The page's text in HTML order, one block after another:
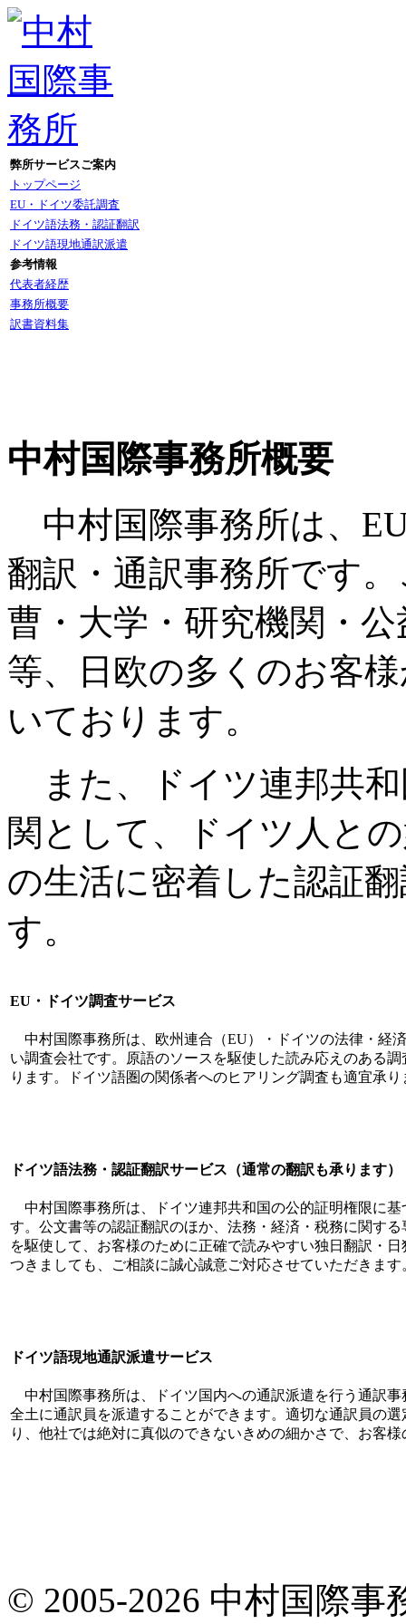
弊所サービスご案内
トップページ
EU・ドイツ委託調査
ドイツ語法務・認証翻訳
ドイツ語現地通訳派遣
参考情報
代表者経歴
事務所概要
訳書資料集
中村国際事務所概要
中村国際事務所は、
翻訳・通訳事務所です
曹・大学・研究機関・
等、日欧の多くのお客
いております。
また、ドイツ連邦共
関として、ドイツ人と
の生活に密着した認証
す。
EU・ドイツ調査サービス
中村国際事務所は、欧州連合（EU）・ドイツの法律・経
い調査会社です。原語のソースを駆使した読み応えのある
ります。ドイツ語圏の関係者へのヒアリング調査も適宜承り
ドイツ語法務・認証翻訳サービス（通常の翻訳も承ります）
中村国際事務所は、ドイツ連邦共和国の公的証明権限に
す。公文書等の認証翻訳のほか、法務・経済・税務に関す
を駆使して、お客様のために正確で読みやすい独日翻訳・
つきましても、ご相談に誠心誠意ご対応させていただきます
ドイツ語現地通訳派遣サービス
中村国際事務所は、ドイツ国内への通訳派遣を行う通訳
全土に通訳員を派遣することができます。適切な通訳員の
り、他社では絶対に真似のできないきめの細かさで、お客
© 2005-2026 中村国際事